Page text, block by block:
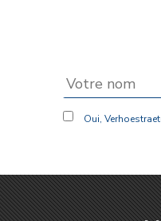
Oui,